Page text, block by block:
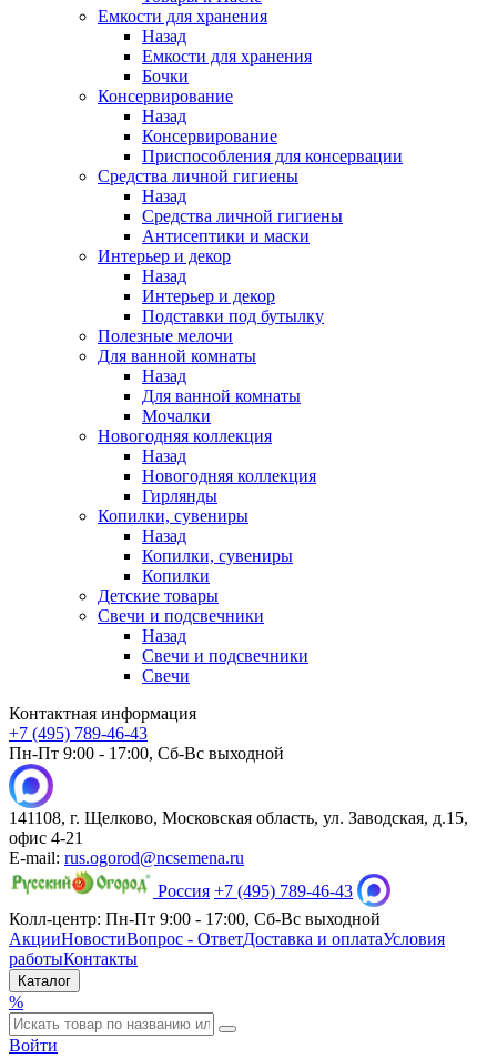
Емкости для хранения
Назад
Емкости для хранения
Бочки
Консервирование
Назад
Консервирование
Приспособления для консервации
Средства личной гигиены
Назад
Средства личной гигиены
Антисептики и маски
Интерьер и декор
Назад
Интерьер и декор
Подставки под бутылку
Полезные мелочи
Для ванной комнаты
Назад
Для ванной комнаты
Мочалки
Новогодняя коллекция
Назад
Новогодняя коллекция
Гирлянды
Копилки, сувениры
Назад
Копилки, сувениры
Копилки
Детские товары
Свечи и подсвечники
Назад
Свечи и подсвечники
Свечи
Контактная информация
+7 (495) 789-46-43
Пн-Пт 9:00 - 17:00, Сб-Вс выходной
141108, г. Щелково, Московская область, ул. Заводская, д.15,
офис 4-21
E-mail: rus.ogorod@ncsemena.ru
Россия +7 (495) 789-46-43
Колл-центр: Пн-Пт 9:00 - 17:00, Сб-Вс выходной
АкцииНовостиВопрос - ОтветДоставка и оплатаУсловия
работыКонтакты
Каталог
%
Войти